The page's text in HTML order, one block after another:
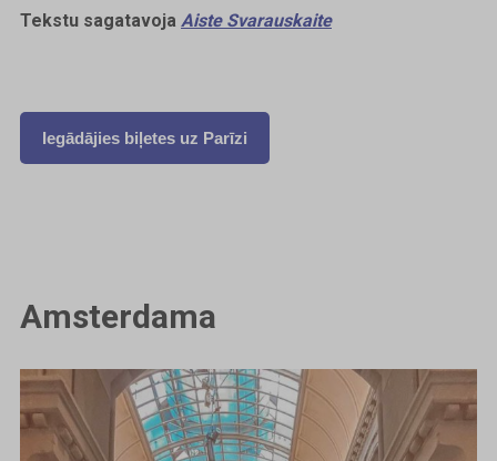
Tekstu sagatavoja Aiste Svarauskaite
Iegādājies biļetes uz Parīzi
Amsterdama